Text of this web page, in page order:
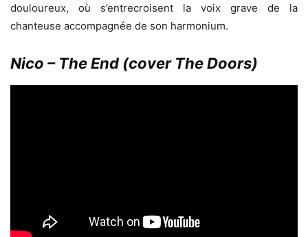
douloureux, où s’entrecroisent la voix grave de la
chanteuse accompagnée de son harmonium.
Nico – The End (cover The Doors)